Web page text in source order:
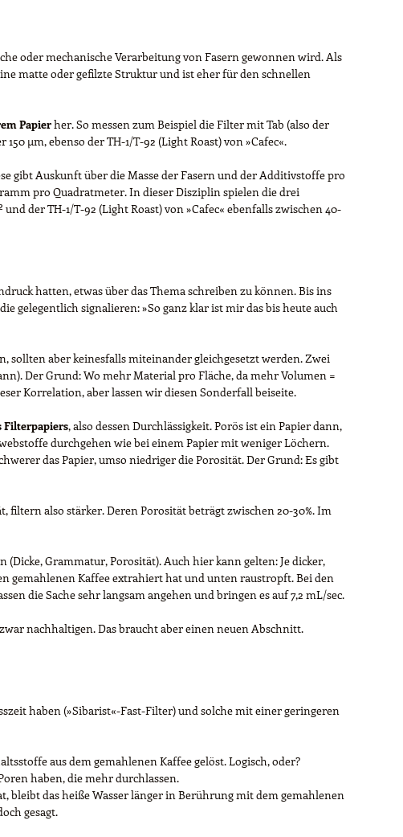
oder mechanische Verarbeitung von Fasern gewonnen wird. Als
matte oder gefilzte Struktur und ist eher für den schnellen
Papierher. So messen zum Beispiel die Filter mit Tab (also der
µm, ebenso der TH-1/T-92 (Light Roast) von »Cafec«.
gibt Auskunft über die Masse der Fasern und der Additivstoffe pro
pro Quadratmeter. In dieser Disziplin spielen die drei
der TH-1/T-92 (Light Roast) von »Cafec« ebenfalls zwischen 40-
hatten, etwas über das Thema schreiben zu können. Bis ins
gelegentlich signalieren: »So ganz klar ist mir das bis heute auch
sollten aber keinesfalls miteinander gleichgesetzt werden. Zwei
Der Grund: Wo mehr Material pro Fläche, da mehr Volumen =
Korrelation, aber lassen wir diesen Sonderfall beiseite.
Filterpapiers, also dessen Durchlässigkeit. Porös ist ein Papier dann,
durchgehen wie bei einem Papier mit weniger Löchern.
das Papier, umso niedriger die Porosität. Der Grund: Es gibt
also stärker. Deren Porosität beträgt zwischen 20-30%. Im
Grammatur, Porosität). Auch hier kann gelten: Je dicker,
gemahlenen Kaffee extrahiert hat und unten raustropft. Bei den
die Sache sehr langsam angehen und bringen es auf 7,2 mL/sec.
nachhaltigen. Das braucht aber einen neuen Abschnitt.
haben (»Sibarist«-Fast-Filter) und solche mit einer geringeren
aus dem gemahlenen Kaffee gelöst. Logisch, oder?
haben, die mehr durchlassen.
das heiße Wasser länger in Berührung mit dem gemahlenen
gesagt.